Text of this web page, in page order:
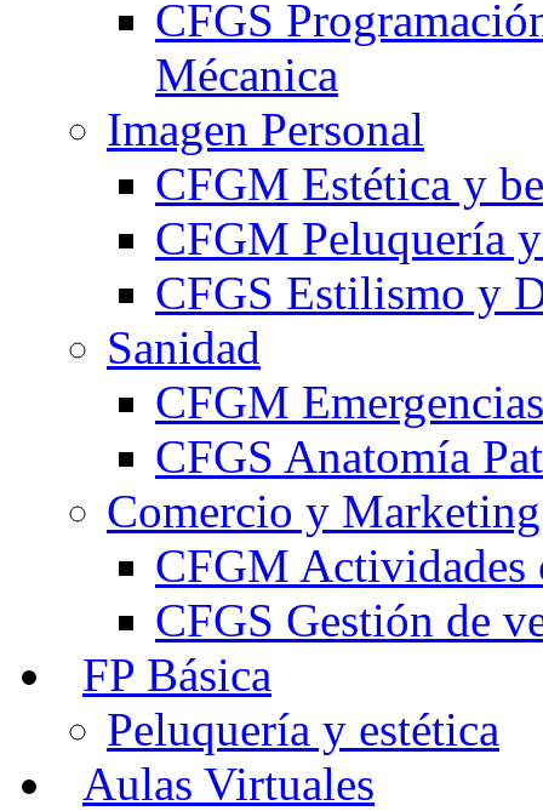
CFGS
Mécanica
Imagen Personal
CFGM Estética y
CFGM Peluquería
CFGS Estilismo y
Sanidad
CFGM
CFGS Anatomía
Comercio y Marketing
CFGM Actividades
CFGS Gestión de
FP Básica
Peluquería y estética
Aulas Virtuales